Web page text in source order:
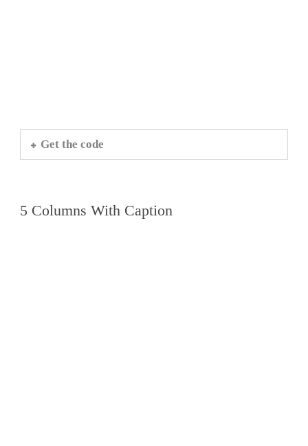
Get the code
5 Columns With Caption